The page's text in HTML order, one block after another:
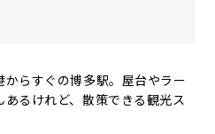
らすぐの博多駅。屋台やラー
るけれど、散策できる観光ス